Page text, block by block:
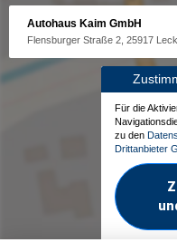
Autohaus Kaim GmbH
Flensburger Straße 2, 25917 Leck
Für die
zu den
Drittanbieter